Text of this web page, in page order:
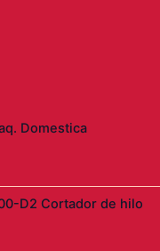
Domestica
D2 Cortador de hilo